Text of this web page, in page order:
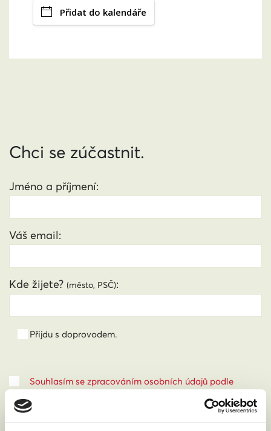
Přidat do kalendáře
Chci se zúčastnit.
Jméno a příjmení:
Váš email:
Kde žijete? (město, PSČ):
Přijdu s doprovodem.
Souhlasím se zpracováním osobních údajů podle